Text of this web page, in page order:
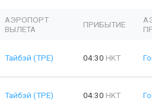
АЭРОПОРТ
ВЫЛЕТА
ПРИБЫТИЕ
Тайбэй (TPE) 04:30 HKT
Тайбэй (TPE) 04:30 HKT